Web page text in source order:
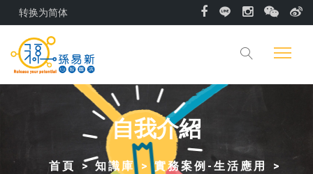
转换为简体
自我介紹
首頁 知識庫
實務案例-生活應用